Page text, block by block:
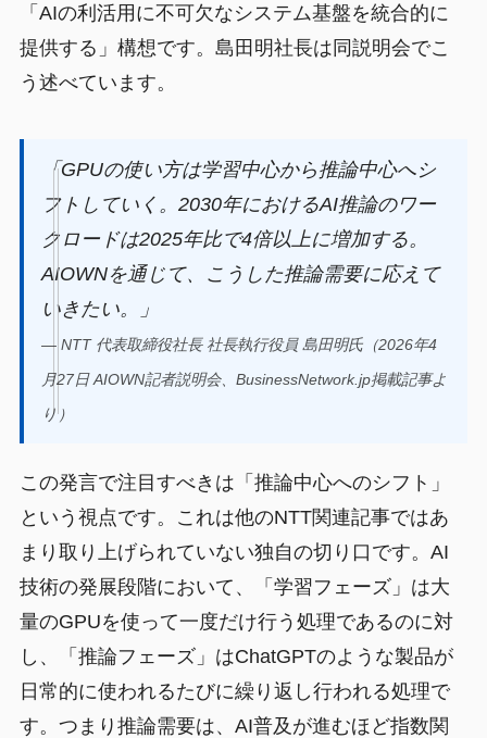
「AIの利活用に不可欠なシステム基盤を統合的に
提供する」構想です。島田明社長は同説明会でこ
う述べています。
「GPUの使い方は学習中心から推論中心へシ
フトしていく。2030年におけるAI推論のワー
クロードは2025年比で4倍以上に増加する。
AIOWNを通じて、こうした推論需要に応えて
いきたい。」
— NTT 代表取締役社長 社長執行役員 島田明氏（2026年4
月27日 AIOWN記者説明会、BusinessNetwork.jp掲載記事よ
り）
この発言で注目すべきは「推論中心へのシフト」
という視点です。これは他のNTT関連記事ではあ
まり取り上げられていない独自の切り口です。AI
技術の発展段階において、「学習フェーズ」は大
量のGPUを使って一度だけ行う処理であるのに対
し、「推論フェーズ」はChatGPTのような製品が
日常的に使われるたびに繰り返し行われる処理で
す。つまり推論需要は、AI普及が進むほど指数関